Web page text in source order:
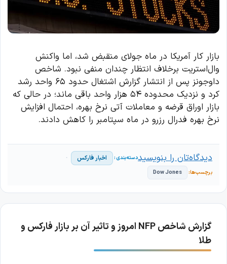
بازار کار آمریکا در ماه جولای منقبض شد، اما واکنش
وال‌استریت برخلاف انتظار چندان منفی نبود. شاخص
داوجونز پس از انتشار گزارش اشتغال حدود ۶۵ واحد رشد
کرد و نزدیک محدوده ۵۴ هزار واحد باقی ماند؛ در حالی که
بازار اوراق قرضه و معاملات آتی نرخ بهره، احتمال افزایش
نرخ بهره فدرال رزرو در ماه سپتامبر را کاهش دادند.
اخبار فارکس
Dow Jones
دیدگاه‌تان را بنویسید
گزارش شاخص NFP امروز و تاثیر آن بر بازار فارکس و
طلا